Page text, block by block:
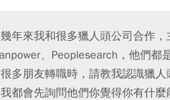
年來我和很多獵人頭公司合作，
、Peoplesearch，他們
多朋友轉職時，請教我認識獵
都會先詢問他們你覺得你有什